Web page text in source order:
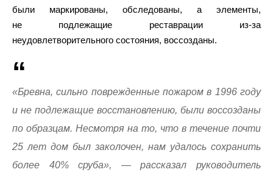
были маркированы, обследованы, а элементы,
не подлежащие реставрации из-за
неудовлетворительного состояния, воссозданы.
«Бревна, сильно поврежденные пожаром в 1996 году
и не подлежащие восстановлению, были воссозданы
по образцам. Несмотря на то, что в течение почти
25 лет дом был заколочен, нам удалось сохранить
более 40% сруба», — рассказал руководитель